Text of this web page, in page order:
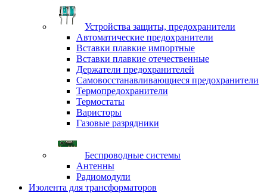
Устройства защиты, предохранители
Автоматические предохранители
Вставки плавкие импортные
Вставки плавкие отечественные
Держатели предохранителей
Самовосстанавливающиеся предохранители
Термопредохранители
Термостаты
Варисторы
Газовые разрядники
Беспроводные системы
Антенны
Радиомодули
Изолента для трансформаторов